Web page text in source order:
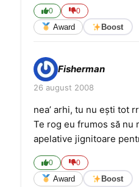
0 0
Award Boost
Fisherman
26 august 2008
nea’ arhi, tu nu eşti tot
Te rog eu frumos să nu
apelative jignitoare
0 0
Award Boost